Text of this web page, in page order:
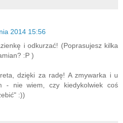
2014 15:56
i odkurzać! (Poprasujesz kilka
:P )
dzięki za radę! A zmywarka i u
- nie wiem, czy kiedykolwiek coś
:))